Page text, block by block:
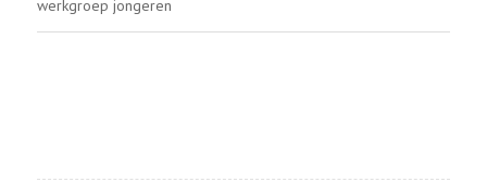
werkgroep jongeren